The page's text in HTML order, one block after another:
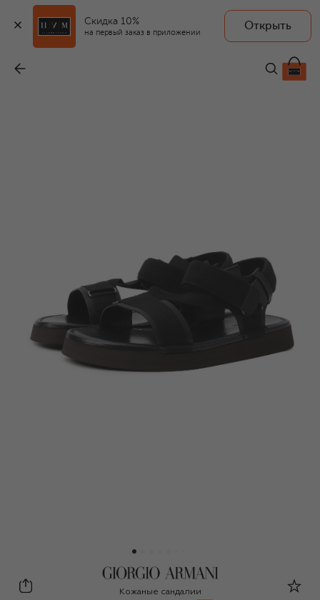
Скидка 10%
на первый заказ в приложении
Открыть
69 550 ₽
Giorgio Armani
Кожаные сандалии